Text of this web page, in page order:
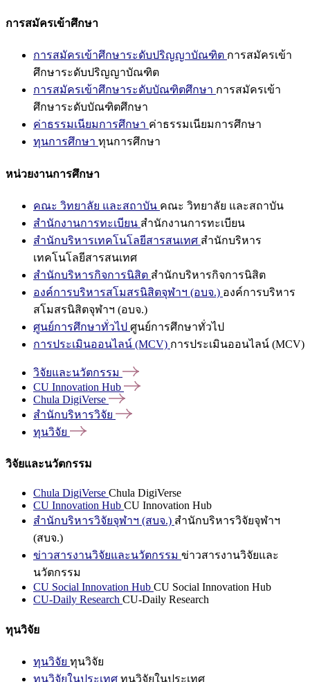
การสมัครเข้าศึกษา
การสมัครเข้าศึกษาระดับปริญญาบัณฑิต การสมัครเข้า
ศึกษาระดับปริญญาบัณฑิต
การสมัครเข้าศึกษาระดับบัณฑิตศึกษา การสมัครเข้า
ศึกษาระดับบัณฑิตศึกษา
ค่าธรรมเนียมการศึกษา ค่าธรรมเนียมการศึกษา
ทุนการศึกษา ทุนการศึกษา
หน่วยงานการศึกษา
คณะ วิทยาลัย และสถาบัน คณะ วิทยาลัย และสถาบัน
สำนักงานการทะเบียน สำนักงานการทะเบียน
สำนักบริหารเทคโนโลยีสารสนเทศ สำนักบริหาร
เทคโนโลยีสารสนเทศ
สำนักบริหารกิจการนิสิต สำนักบริหารกิจการนิสิต
องค์การบริหารสโมสรนิสิตจุฬาฯ (อบจ.) องค์การบริหาร
สโมสรนิสิตจุฬาฯ (อบจ.)
ศูนย์การศึกษาทั่วไป ศูนย์การศึกษาทั่วไป
การประเมินออนไลน์ (MCV) การประเมินออนไลน์ (MCV)
วิจัยและนวัตกรรม
CU Innovation Hub
Chula DigiVerse
สำนักบริหารวิจัย
ทุนวิจัย
วิจัยและนวัตกรรม
Chula DigiVerse Chula DigiVerse
CU Innovation Hub CU Innovation Hub
สำนักบริหารวิจัยจุฬาฯ (สบจ.) สำนักบริหารวิจัยจุฬาฯ
(สบจ.)
ข่าวสารงานวิจัยและนวัตกรรม ข่าวสารงานวิจัยและ
นวัตกรรม
CU Social Innovation Hub CU Social Innovation Hub
CU-Daily Research CU-Daily Research
ทุนวิจัย
ทุนวิจัย ทุนวิจัย
ทุนวิจัยในประเทศ ทุนวิจัยในประเทศ